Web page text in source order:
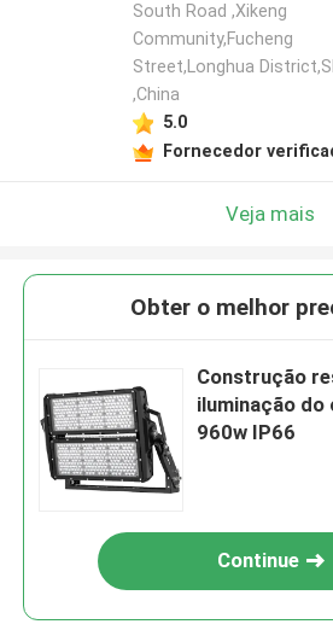
South Road ,Xikeng
Community,Fucheng
Street,Longhua
,China
5.0
Fornecedor
Veja mais
Obter o melhor
Construção
iluminação do
960w IP66
Continue